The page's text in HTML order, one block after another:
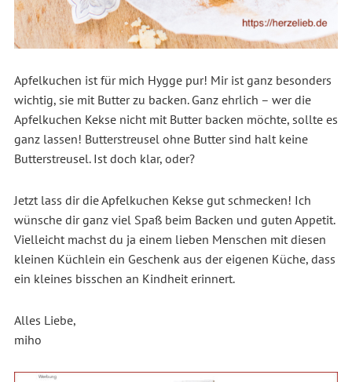
Apfelkuchen ist für mich Hygge pur! Mir ist ganz besonders
wichtig, sie mit Butter zu backen. Ganz ehrlich – wer die
Apfelkuchen Kekse nicht mit Butter backen möchte, sollte es
ganz lassen! Butterstreusel ohne Butter sind halt keine
Butterstreusel. Ist doch klar, oder?
Jetzt lass dir die Apfelkuchen Kekse gut schmecken! Ich
wünsche dir ganz viel Spaß beim Backen und guten Appetit.
Vielleicht machst du ja einem lieben Menschen mit diesen
kleinen Küchlein ein Geschenk aus der eigenen Küche, dass
ein kleines bisschen an Kindheit erinnert.
Alles Liebe,
miho